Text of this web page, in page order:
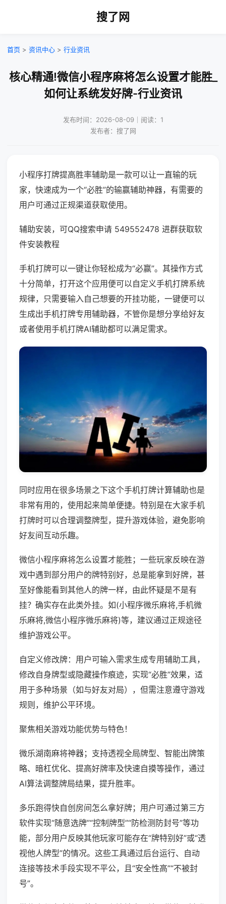
搜了网
首页 > 资讯中心 > 行业资讯
核心精通!微信小程序麻将怎么设置才能胜_
如何让系统发好牌-行业资讯
发布时间：2026-08-09｜阅读：1
发布者：搜了网
小程序打牌提高胜率辅助是一款可以让一直输的玩
家，快速成为一个“必胜”的输赢辅助神器，有需要的
用户可通过正规渠道获取使用。
辅助安装，可QQ搜索申请 549552478 进群获取软
件安装教程
手机打牌可以一键让你轻松成为“必赢”。其操作方式
十分简单，打开这个应用便可以自定义手机打牌系统
规律，只需要输入自己想要的开挂功能，一键便可以
生成出手机打牌专用辅助器，不管你是想分享给好友
或者使用手机打牌AI辅助都可以满足需求。
同时应用在很多场景之下这个手机打牌计算辅助也是
非常有用的，使用起来简单便捷。特别是在大家手机
打牌时可以合理调整牌型，提升游戏体验，避免影响
好友间互动乐趣。
微信小程序麻将怎么设置才能胜；一些玩家反映在游
戏中遇到部分用户的牌特别好，总是能拿到好牌，甚
至好像能看到其他人的牌一样，由此怀疑是不是有
挂？确实存在此类外挂。如(小程序微乐麻将,手机微
乐麻将,微信小程序微乐麻将)等，建议通过正规途径
维护游戏公平。
自定义修改牌：用户可输入需求生成专用辅助工具，
修改自身牌型或隐藏操作痕迹，实现“必胜”效果，适
用于多种场景（如与好友对局），但需注意遵守游戏
规则，维护公平环境。
聚焦相关游戏功能优势与特色！
微乐湖南麻将神器；支持透视全局牌型、智能出牌策
略、暗杠优化、提高好牌率及快速自摸等操作，通过
AI算法调整牌局结果，提升胜率。
多乐跑得快自创房间怎么拿好牌；用户可通过第三方
软件实现“随意选牌”“控制牌型”“防检测防封号”等功
能，部分用户反映其他玩家可能存在“牌特别好”或“透
视他人牌型”的情况。这些工具通过后台运行、自动
连接等技术手段实现不平公，且“安全性高”“不被封
号”。